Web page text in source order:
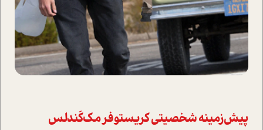
پیش‌زمینه شخصیتی کریستوفر مک‌کَندلس